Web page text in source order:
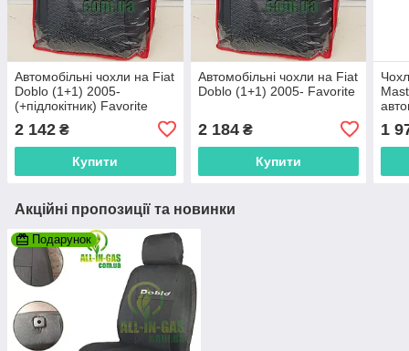
Автомобільні чохли на Fiat
Doblo (1+1) 2005-
(+підлокітник) Favorite
2 142 ₴
Купити
Автомобільні чохли на Fiat
Doblo (1+1) 2005- Favorite
2 184₴
Купити
1
Акційні пропозиції та новинки
Подарунок